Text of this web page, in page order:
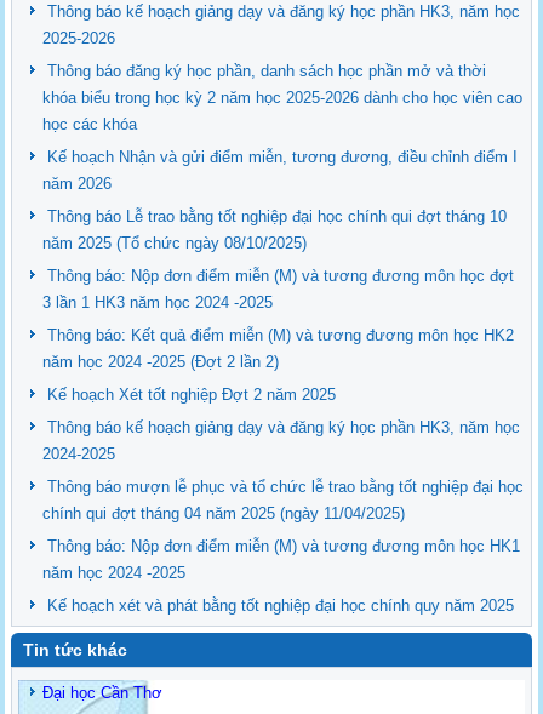
Thông báo kế hoạch giảng dạy và đăng ký học phần HK3, năm học
2025-2026
Thông báo đăng ký học phần, danh sách học phần mở và thời
khóa biểu trong học kỳ 2 năm học 2025-2026 dành cho học viên cao
học các khóa
Kế hoạch Nhận và gửi điểm miễn, tương đương, điều chỉnh điểm I
năm 2026
Thông báo Lễ trao bằng tốt nghiệp đại học chính qui đợt tháng 10
năm 2025 (Tổ chức ngày 08/10/2025)
Thông báo: Nộp đơn điểm miễn (M) và tương đương môn học đợt
3 lần 1 HK3 năm học 2024 -2025
Thông báo: Kết quả điểm miễn (M) và tương đương môn học HK2
năm học 2024 -2025 (Đợt 2 lần 2)
Kế hoạch Xét tốt nghiệp Đợt 2 năm 2025
Thông báo kế hoạch giảng dạy và đăng ký học phần HK3, năm học
2024-2025
Thông báo mượn lễ phục và tổ chức lễ trao bằng tốt nghiệp đại học
chính qui đợt tháng 04 năm 2025 (ngày 11/04/2025)
Thông báo: Nộp đơn điểm miễn (M) và tương đương môn học HK1
năm học 2024 -2025
Kế hoạch xét và phát bằng tốt nghiệp đại học chính quy năm 2025
Tin tức khác
Đại học Cần Thơ